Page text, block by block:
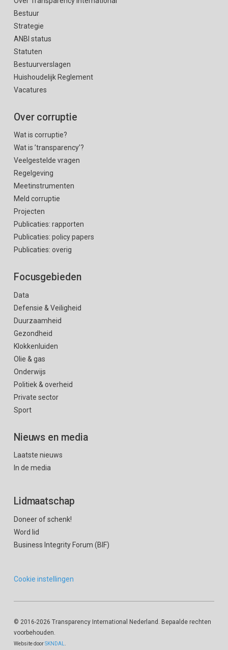
Bestuur
Strategie
ANBI status
Statuten
Bestuurverslagen
Huishoudelijk Reglement
Vacatures
Over corruptie
Wat is corruptie?
Wat is ’transparency’?
Veelgestelde vragen
Regelgeving
Meetinstrumenten
Meld corruptie
Projecten
Publicaties: rapporten
Publicaties: policy papers
Publicaties: overig
Focusgebieden
Data
Defensie & Veiligheid
Duurzaamheid
Gezondheid
Klokkenluiden
Olie & gas
Onderwijs
Politiek & overheid
Private sector
Sport
Nieuws en media
Laatste nieuws
In de media
Lidmaatschap
Doneer of schenk!
Word lid
Business Integrity Forum (BIF)
Cookie instellingen
© 2016-2026 Transparency International Nederland. Bepaalde rechten
voorbehouden.
Website doorSKNDAL